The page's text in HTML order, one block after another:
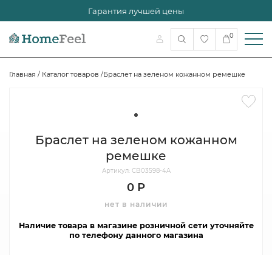
Гарантия лучшей цены
0
Главная / Каталог товаров /Браслет на зеленом кожанном ремешке
Браслет на зеленом кожанном
ремешке
Артикул: CB03598-4A
0 Р
нет в наличии
Наличие товара в магазине розничной сети уточняйте
по телефону данного магазина